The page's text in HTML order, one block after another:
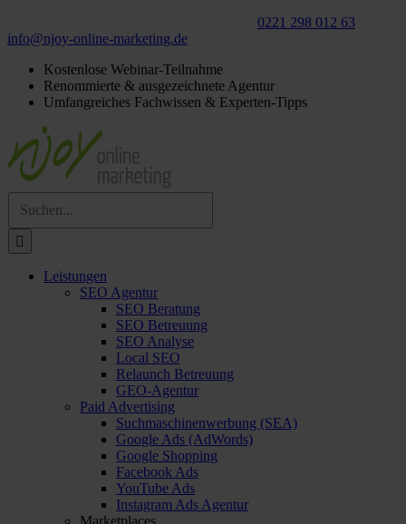
0221 298 012 63
info@njoy‑online‑marketing.de
Kostenlose Webinar-Teilnahme
Renommierte & ausgezeichnete Agentur
Umfangreiches Fachwissen & Experten-Tipps
nach:
Leistungen
SEO Agentur
SEO Beratung
SEO Betreuung
SEO Analyse
Local SEO
Relaunch Betreuung
GEO-Agentur
Paid Advertising
Suchmaschinenwerbung (SEA)
Google Ads (AdWords)
Google Shopping
Facebook Ads
YouTube Ads
Instagram Ads Agentur
Marketplaces